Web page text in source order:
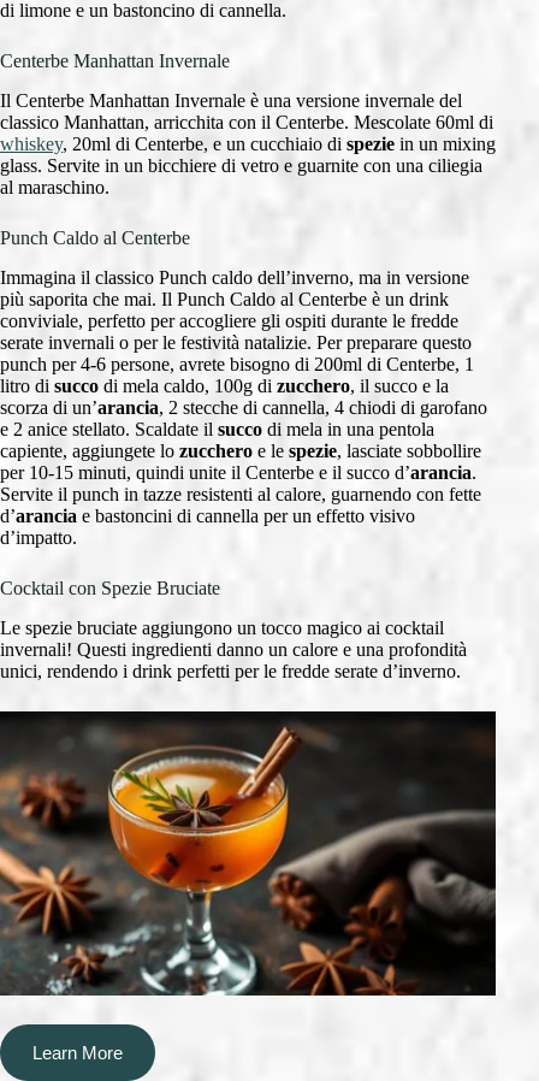
di limone e un bastoncino di cannella.
Centerbe Manhattan Invernale
Il Centerbe Manhattan Invernale è una versione invernale del
classico Manhattan, arricchita con il Centerbe. Mescolate 60ml di
whiskey, 20ml di Centerbe, e un cucchiaio di spezie in un mixing
glass. Servite in un bicchiere di vetro e guarnite con una ciliegia
al maraschino.
Punch Caldo al Centerbe
Immagina il classico Punch caldo dell’inverno, ma in versione
più saporita che mai. Il Punch Caldo al Centerbe è un drink
conviviale, perfetto per accogliere gli ospiti durante le fredde
serate invernali o per le festività natalizie. Per preparare questo
punch per 4-6 persone, avrete bisogno di 200ml di Centerbe, 1
litro di succo di mela caldo, 100g di zucchero, il succo e la
scorza di un’arancia, 2 stecche di cannella, 4 chiodi di garofano
e 2 anice stellato. Scaldate il succo di mela in una pentola
capiente, aggiungete lo zucchero e le spezie, lasciate sobbollire
per 10-15 minuti, quindi unite il Centerbe e il succo d’arancia.
Servite il punch in tazze resistenti al calore, guarnendo con fette
d’arancia e bastoncini di cannella per un effetto visivo
d’impatto.
Cocktail con Spezie Bruciate
Le spezie bruciate aggiungono un tocco magico ai cocktail
invernali! Questi ingredienti danno un calore e una profondità
unici, rendendo i drink perfetti per le fredde serate d’inverno.
Learn More